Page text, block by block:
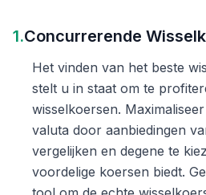
1.Concurrerende
Het vinden van het beste
stelt u in staat om te
wisselkoersen.
valuta door aanbiedingen
vergelijken en degene te
voordelige koersen biedt.